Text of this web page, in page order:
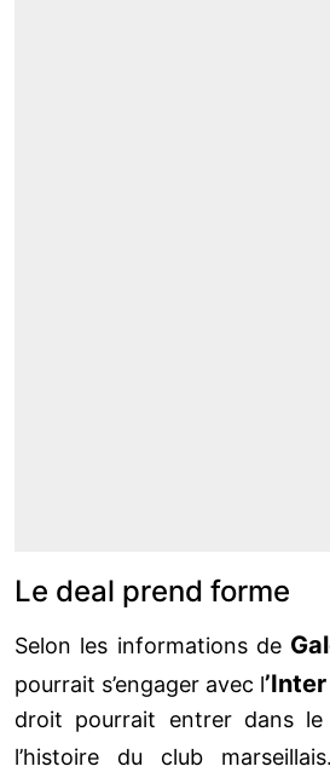
Le deal prend forme
Selon les informations de
pourrait s’engager avec l’Inter
droit pourrait entrer dans
l’histoire du club